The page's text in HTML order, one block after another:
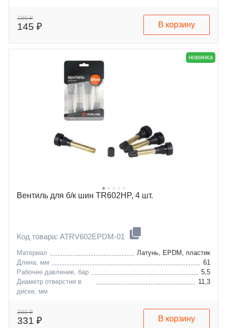
180 ₽
145 ₽ В корзину
новинка
Вентиль для б/к шин TR602HP, 4 шт.
Код товара: ATRV602EPDM-01
Материал
Латунь, EPDM, пластик
Длина, мм
61
Рабочее давление, бар
5,5
Диаметр отверстия в
диске, мм
11,3
380 ₽
331 ₽ В корзину